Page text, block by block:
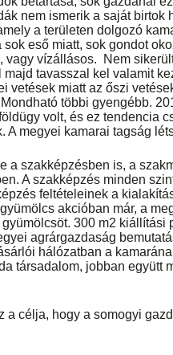
nem ismerik a saját birtok
a területen dolgozó
eső miatt, sok gondot
vagy vízállásos. Nem
tavasszal kel valamit
vetések miatt az őszi
többi gyengébb.
volt, és ez tendencia
A megyei kamarai tagság
a szakképzésben is, a
A szakképzés minden
feltételeinek a
akcióban már, a
300 m2 kiállítási
agrárgazdaság
hálózatban a
társadalom, jobban együtt
a célja, hogy a somogyi